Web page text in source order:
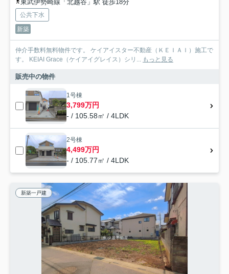
東武伊勢崎線「北越谷」駅 徒歩18分
公共下水
新築
仲介手数料無料物件です。 ケイアイスター不動産（ＫＥＩＡＩ）施工で
す。 ‎KEIAI Grace（ケイアイグレイス）シリ... もっと見る
販売中の物件
1号棟
3,799万円
- / 105.58㎡ / 4LDK
2号棟
4,499万円
- / 105.77㎡ / 4LDK
新築一戸建